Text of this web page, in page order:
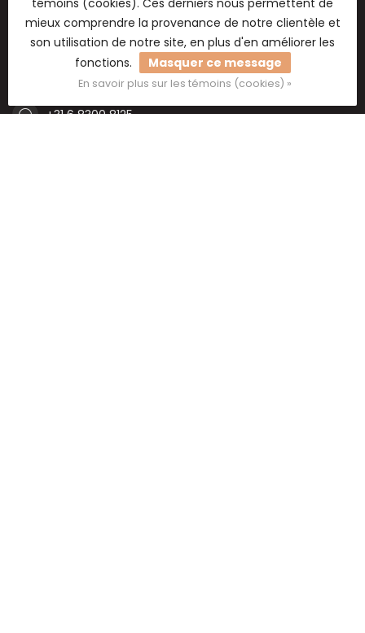
2e Poellaan 30-32
2161 CJ Lisse
+31 6 8300 8125
témoins (cookies). Ces derniers nous permettent de
mieux comprendre la provenance de notre clientèle et
son utilisation de notre site, en plus d'en améliorer les
fonctions.
Masquer ce message
En savoir plus sur les témoins (cookies) »